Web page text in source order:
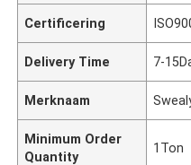
Certificering
Delivery Time 7-
Merknaam
Minimum Order
Quantity
1Ton